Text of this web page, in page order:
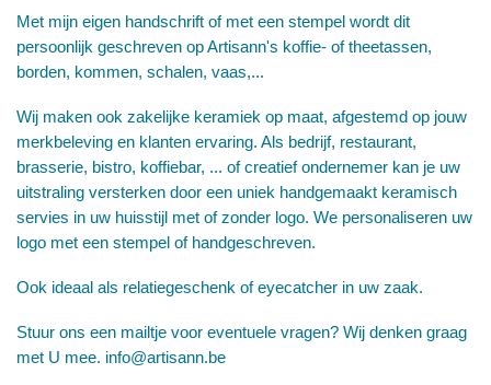
Met mijn eigen handschrift of met een stempel wordt dit
persoonlijk geschreven op Artisann's koffie- of theetassen,
borden, kommen, schalen, vaas,...
Wij maken ook zakelijke keramiek op maat, afgestemd op jouw
merkbeleving en klanten ervaring. Als bedrijf, restaurant,
brasserie, bistro, koffiebar, ... of creatief ondernemer kan je uw
uitstraling versterken door een uniek handgemaakt keramisch
servies in uw huisstijl met of zonder logo. We personaliseren uw
logo met een stempel of handgeschreven.
Ook ideaal als relatiegeschenk of eyecatcher in uw zaak.
Stuur ons een mailtje voor eventuele vragen? Wij denken graag
met U mee. info@artisann.be